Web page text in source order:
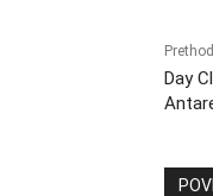
Day